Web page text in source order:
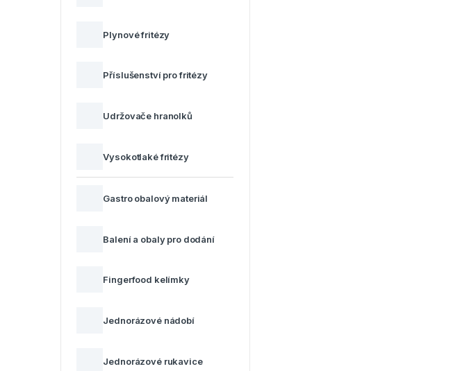
Plynové fritézy
Příslušenství pro fritézy
Udržovače hranolků
Vysokotlaké fritézy
Gastro obalový materiál
Balení a obaly pro dodání
Fingerfood kelímky
Jednorázové nádobí
Jednorázové rukavice